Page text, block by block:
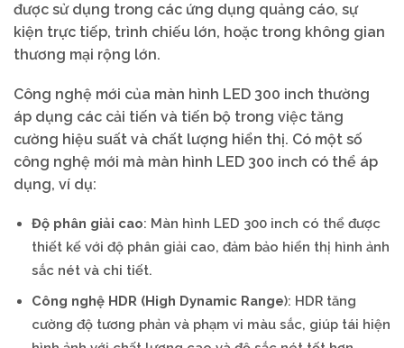
được sử dụng trong các ứng dụng quảng cáo, sự
kiện trực tiếp, trình chiếu lớn, hoặc trong không gian
thương mại rộng lớn.
Công nghệ mới của màn hình LED 300 inch thường
áp dụng các cải tiến và tiến bộ trong việc tăng
cường hiệu suất và chất lượng hiển thị. Có một số
công nghệ mới mà màn hình LED 300 inch có thể áp
dụng, ví dụ:
Độ phân giải cao: Màn hình LED 300 inch có thể được
thiết kế với độ phân giải cao, đảm bảo hiển thị hình ảnh
sắc nét và chi tiết.
Công nghệ HDR (High Dynamic Range): HDR tăng
cường độ tương phản và phạm vi màu sắc, giúp tái hiện